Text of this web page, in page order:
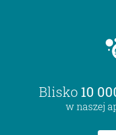
Blisko 10
w naszej